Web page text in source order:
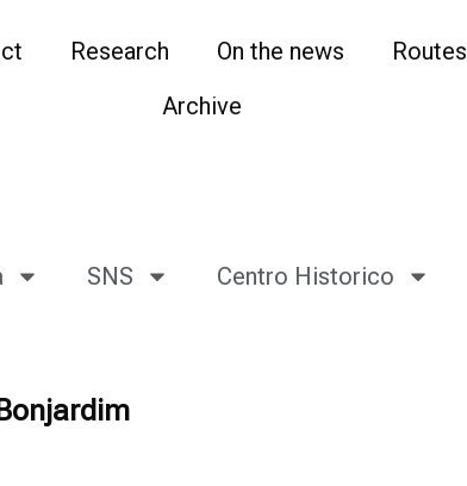
Research On the news
Routes
Archive
SNS Centro Historico